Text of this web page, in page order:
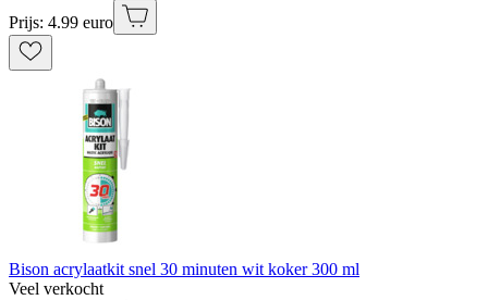
Prijs: 4.99 euro
Bison acrylaatkit snel 30 minuten wit koker 300 ml
Veel verkocht